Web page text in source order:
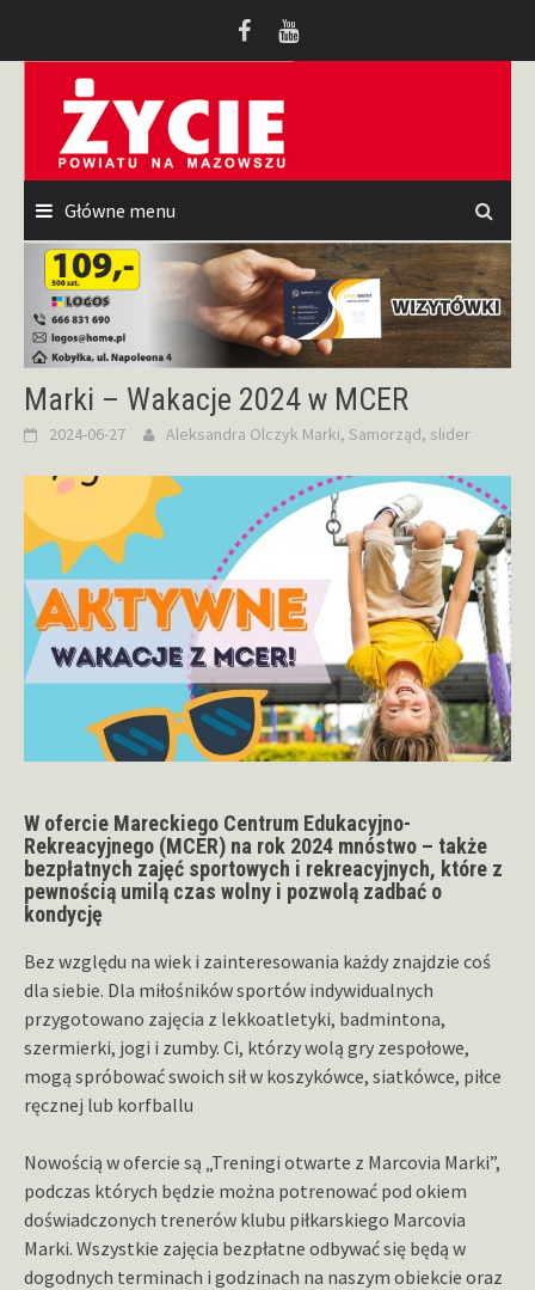
Główne menu
Marki – Wakacje 2024 w MCER
2024-06-27 Aleksandra Olczyk Marki, Samorząd, slider
W ofercie Mareckiego Centrum Edukacyjno-
Rekreacyjnego (MCER) na rok 2024 mnóstwo – także
bezpłatnych zajęć sportowych i rekreacyjnych, które z
pewnością umilą czas wolny i pozwolą zadbać o
kondycję
Bez względu na wiek i zainteresowania każdy znajdzie coś
dla siebie. Dla miłośników sportów indywidualnych
przygotowano zajęcia z lekkoatletyki, badmintona,
szermierki, jogi i zumby. Ci, którzy wolą gry zespołowe,
mogą spróbować swoich sił w koszykówce, siatkówce, piłce
ręcznej lub korfballu
Nowością w ofercie są „Treningi otwarte z Marcovia Marki”,
podczas których będzie można potrenować pod okiem
doświadczonych trenerów klubu piłkarskiego Marcovia
Marki. Wszystkie zajęcia bezpłatne odbywać się będą w
dogodnych terminach i godzinach na naszym obiekcie oraz